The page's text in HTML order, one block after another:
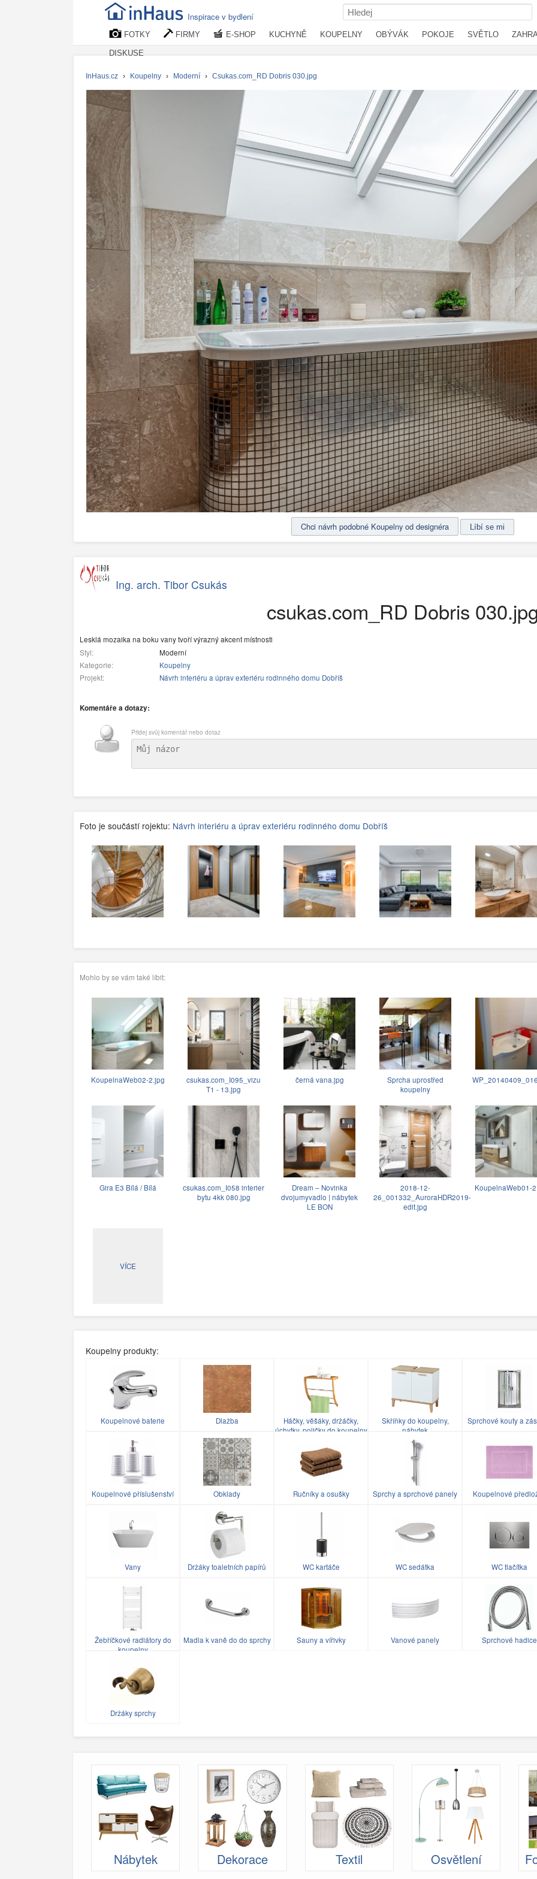
Inspirace v bydlení
FOTKY FIRMY E-SHOP KUCHYNĚ KOUPELNY OBÝVÁK POKOJE SVĚTLO
DISKUSE
InHaus.cz › Koupelny › Moderní › Csukas.com_RD Dobris 030.jpg
Chci návrh podobné Koupelny od designéra
Ing. arch. Tibor Csukás
csukas.com_RD Dobris
Lesklá mozaika na boku vany tvoří výrazný akcent místnosti
Styl:
Moderní
Kategorie:
Koupelny
Projekt:
Návrh interiéru a úprav exteriéru rodinného domu Dobříš
Komentáře a dotazy:
Přidej svůj komentář nebo dotaz
Foto je součástí rojektu: Návrh interiéru a úprav exteriéru rodinného domu Dobříš
Mohlo by se vám také líbit:
KoupelnaWeb02-2.jpg
csukas.com_I095_vizu
T1 - 13.jpg
černá vana.jpg
Sprcha uprostřed
koupelny
Gira E3 Bílá / Bílá
csukas.com_I058 interier
bytu 4kk 080.jpg
Dream – Novinka
dvojumyvadlo | nábytek
LE BON
2018-12-
26_001332_AuroraHDR2019-
edit.jpg
KoupelnaWeb01-
VÍCE
Koupelny produkty:
Koupelnové baterie Dlažba
Háčky, věšáky, držáčky,
úchytky, poličky do koupelny
Skříňky do koupelny,
nábytek
Sprchové kouty a
Koupelnové příslušenství Obklady Ručníky a osušky Sprchy a sprchové panely Koupelnové
Vany Držáky toaletních papírů WC kartáče WC sedátka WC tlačítka
Žebříčkové radiátory do
koupelny
Madla k vaně do do sprchy Sauny a vířivky Vanové panely Sprchové hadice
Držáky sprchy
Nábytek Dekorace Textil Osvětlení